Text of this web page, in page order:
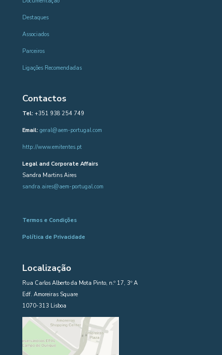
Destaques
Associados
Parceiros
Ligações Recomendadas
Contactos
Tel:+351 938 254 749
Email: geral@aem-portugal.com
http://www.emitentes.pt
Legal and Corporate Affairs
Sandra Martins Aires
sandra.aires@aem-portugal.com
Termos e Condições
Política de Privacidade
Localização
Rua Carlos Alberto da Mota Pinto, n.º 17, 3º A
Edf. Amoreiras Square
1070-313 Lisboa